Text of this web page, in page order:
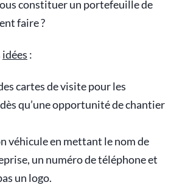
constituer un portefeuille de
faire ?
idées :
cartes de visite pour les
qu’une opportunité de chantier
véhicule en mettant le nom de
un numéro de téléphone et
un logo.